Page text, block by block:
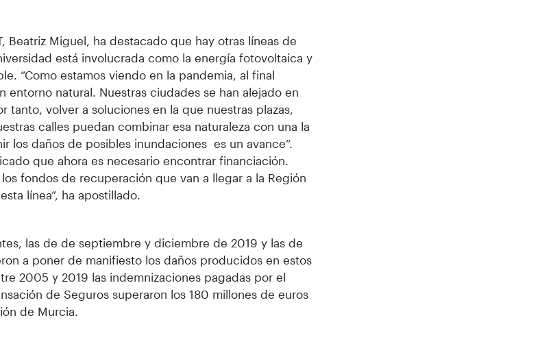
Beatriz Miguel, ha destacado que hay otras líneas de
está involucrada como la energía fotovoltaica y
“Como estamos viendo en la pandemia, al final
entorno natural. Nuestras ciudades se han alejado en
tanto, volver a soluciones en la que nuestras plazas,
calles puedan combinar esa naturaleza con una la
los daños de posibles inundaciones es un avance”.
que ahora es necesario encontrar financiación.
fondos de recuperación que van a llegar a la Región
línea”, ha apostillado.
las de de septiembre y diciembre de 2019 y las de
a poner de manifiesto los daños producidos en estos
2005 y 2019 las indemnizaciones pagadas por el
de Seguros superaron los 180 millones de euros
de Murcia.